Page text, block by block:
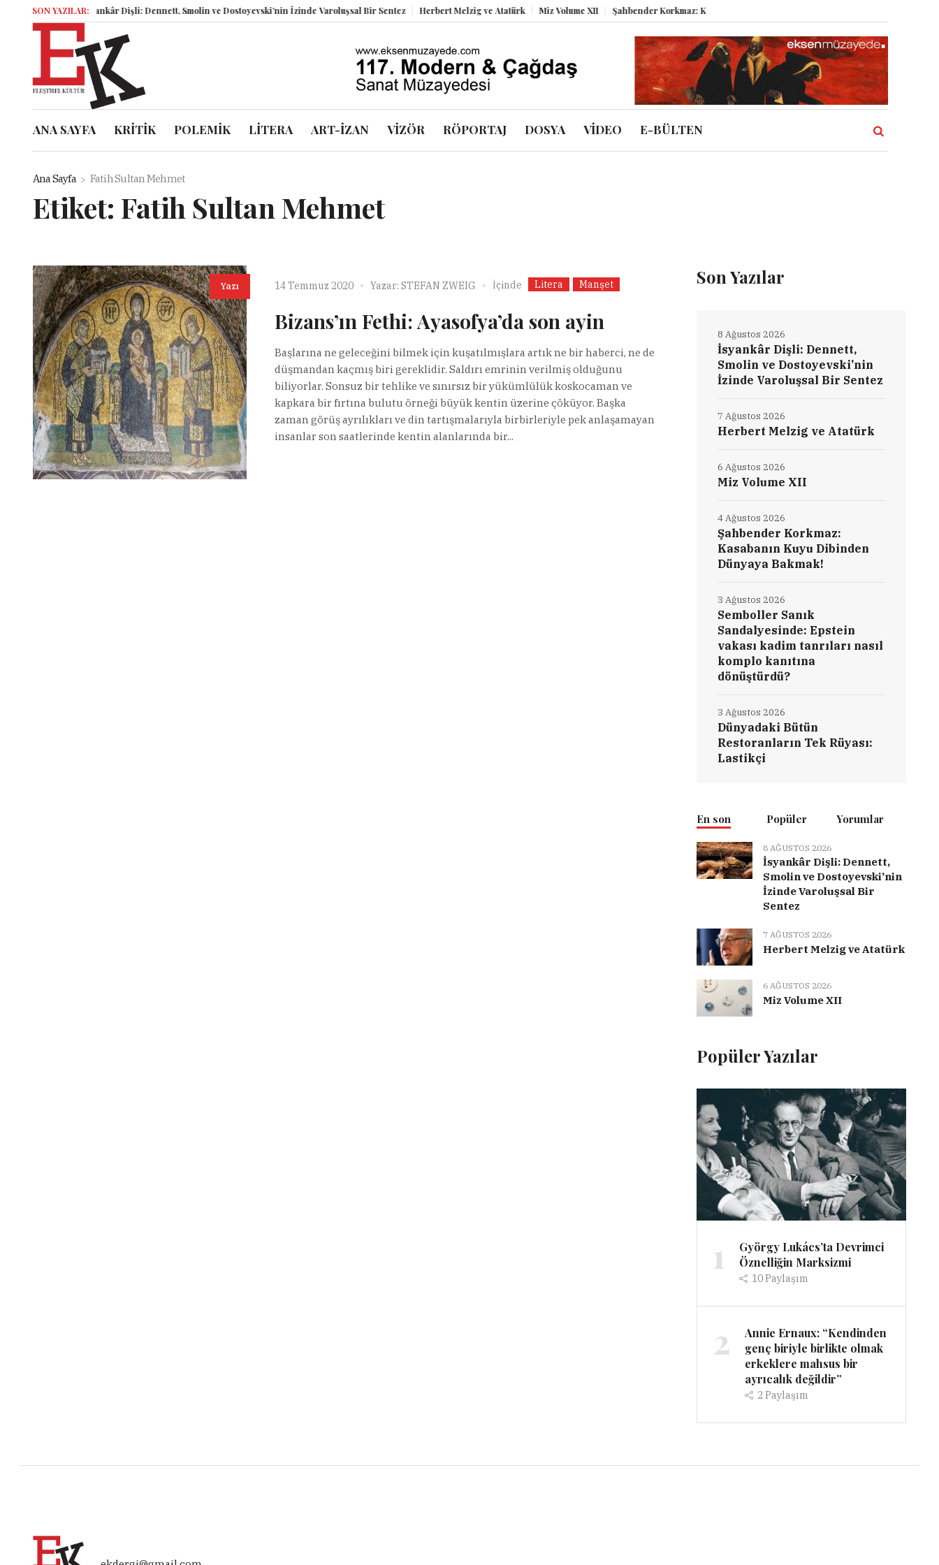
SON YAZILAR:
İsyankâr Dişli: Dennett, Smolin ve Dostoyevski’nin İzinde Varoluşsal Bir Sentez Herbert Melzig ve Atatürk Miz Volume XII Şahbender Korkmaz: Kasabanın Kuyu Dibinden Dünyaya Bakmak!
ANA SAYFA KRİTİK POLEMİK LİTERA ART-İZAN VİZÖR RÖPORTAJ DOSYA VİDEO E-BÜLTEN
Ana Sayfa Fatih Sultan Mehmet
Etiket: Fatih Sultan Mehmet
Yazı 14 Temmuz 2020 Yazar: STEFAN ZWEIG İçinde Litera Manşet
Bizans’ın Fethi: Ayasofya’da son ayin
Başlarına ne geleceğini bilmek için kuşatılmışlara artık ne bir haberci, ne de
düşmandan kaçmış biri gereklidir. Saldırı emrinin verilmiş olduğunu
biliyorlar. Sonsuz bir tehlike ve sınırsız bir yükümlülük koskocaman ve
kapkara bir fırtına bulutu örneği büyük kentin üzerine çöküyor. Başka
zaman görüş ayrılıkları ve din tartışmalarıyla birbirleriyle pek anlaşamayan
insanlar son saatlerinde kentin alanlarında bir...
Son Yazılar
İsyankâr Dişli: Dennett,
Smolin ve Dostoyevski’nin
İzinde Varoluşsal Bir Sentez
8 Ağustos 2026
Herbert Melzig ve Atatürk
7 Ağustos 2026
Miz Volume XII
6 Ağustos 2026
Şahbender Korkmaz:
Kasabanın Kuyu Dibinden
Dünyaya Bakmak!
4 Ağustos 2026
Semboller Sanık
Sandalyesinde: Epstein
vakası kadim tanrıları nasıl
komplo kanıtına
dönüştürdü?
3 Ağustos 2026
Dünyadaki Bütün
Restoranların Tek Rüyası:
Lastikçi
3 Ağustos 2026
En son Popüler Yorumlar
8 AĞUSTOS 2026
İsyankâr Dişli: Dennett,
Smolin ve Dostoyevski’nin
İzinde Varoluşsal Bir
Sentez
7 AĞUSTOS 2026
Herbert Melzig ve Atatürk
6 AĞUSTOS 2026
Miz Volume XII
Popüler Yazılar
1
György Lukács’ta Devrimci
Öznelliğin Marksizmi
10Paylaşım
2
Annie Ernaux: “Kendinden
genç biriyle birlikte olmak
erkeklere mahsus bir
ayrıcalık değildir”
2Paylaşım